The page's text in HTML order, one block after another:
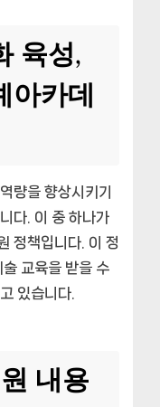
육성,
카데
량을 향상시키기
다. 이 중 하나가
정책입니다. 이 정
교육을 받을 수
있습니다.
내용